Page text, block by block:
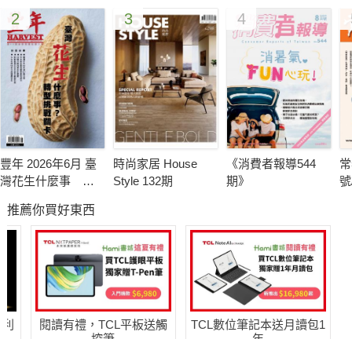
2
豐年 2026年6月 臺
灣花生什麼事 轉
3
時尚家居 House
Style 132期
4
《消費者報導544
期》
推薦你買好東西
閱讀有禮，TCL平板送觸
TCL數位筆記本送月讀包1